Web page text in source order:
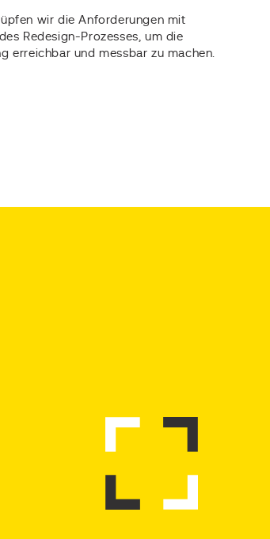
wir die Anforderungen mit
Redesign-Prozesses, um die
erreichbar und messbar zu machen.